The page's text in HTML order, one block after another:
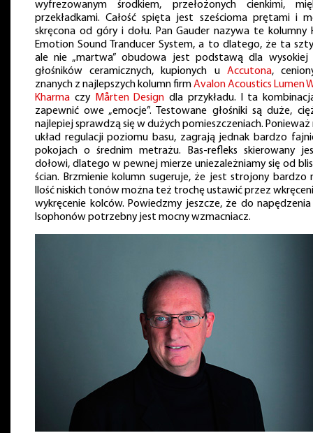
wyfrezowanym środkiem, przełożonych cienkimi,
przekładkami. Całość spięta jest sześcioma prętami i
skręcona od góry i dołu. Pan Gauder nazywa te kolumny
Emotion Sound Tranducer System, a to dlatego, że ta
ale nie „martwa” obudowa jest podstawą dla wysokiej
głośników ceramicznych, kupionych u Accutona,
znanych z najlepszych kolumn firmAvalon Acoustics Lumen
Kharma czy Mårten Design dla przykładu. I ta
zapewnić owe „emocje”. Testowane głośniki są duże,
najlepiej sprawdzą się w dużych pomieszczeniach. Ponieważ
układ regulacji poziomu basu, zagrają jednak bardzo
pokojach o średnim metrażu. Bas-refleks skierowany
dołowi, dlatego w pewnej mierze uniezależniamy się od
ścian. Brzmienie kolumn sugeruje, że jest strojony bardzo
Ilość niskich tonów można też trochę ustawić przez
wykręcenie kolców. Powiedzmy jeszcze, że do
Isophonów potrzebny jest mocny wzmacniacz.